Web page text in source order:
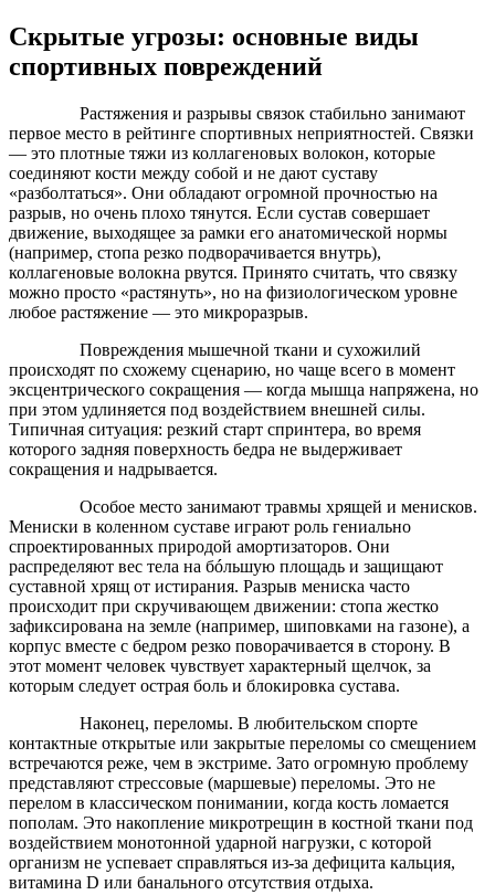
Скрытые угрозы: основные виды
спортивных повреждений
Растяжения и разрывы связок стабильно занимают
первое место в рейтинге спортивных неприятностей. Связки
— это плотные тяжи из коллагеновых волокон, которые
соединяют кости между собой и не дают суставу
«разболтаться». Они обладают огромной прочностью на
разрыв, но очень плохо тянутся. Если сустав совершает
движение, выходящее за рамки его анатомической нормы
(например, стопа резко подворачивается внутрь),
коллагеновые волокна рвутся. Принято считать, что связку
можно просто «растянуть», но на физиологическом уровне
любое растяжение — это микроразрыв.
Повреждения мышечной ткани и сухожилий
происходят по схожему сценарию, но чаще всего в момент
эксцентрического сокращения — когда мышца напряжена, но
при этом удлиняется под воздействием внешней силы.
Типичная ситуация: резкий старт спринтера, во время
которого задняя поверхность бедра не выдерживает
сокращения и надрывается.
Особое место занимают травмы хрящей и менисков.
Мениски в коленном суставе играют роль гениально
спроектированных природой амортизаторов. Они
распределяют вес тела на бóльшую площадь и защищают
суставной хрящ от истирания. Разрыв мениска часто
происходит при скручивающем движении: стопа жестко
зафиксирована на земле (например, шиповками на газоне), а
корпус вместе с бедром резко поворачивается в сторону. В
этот момент человек чувствует характерный щелчок, за
которым следует острая боль и блокировка сустава.
Наконец, переломы. В любительском спорте
контактные открытые или закрытые переломы со смещением
встречаются реже, чем в экстриме. Зато огромную проблему
представляют стрессовые (маршевые) переломы. Это не
перелом в классическом понимании, когда кость ломается
пополам. Это накопление микротрещин в костной ткани под
воздействием монотонной ударной нагрузки, с которой
организм не успевает справляться из-за дефицита кальция,
витамина D или банального отсутствия отдыха.